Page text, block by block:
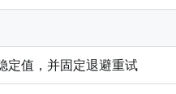
定值，并固定退避重试